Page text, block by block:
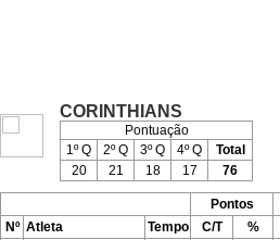
CORINTHIANS
Pontuação
1º Q
2º Q 3º Q 4º Q
Total
20
21 18 17 76
Pontos
Nº Atleta Tempo C/T %